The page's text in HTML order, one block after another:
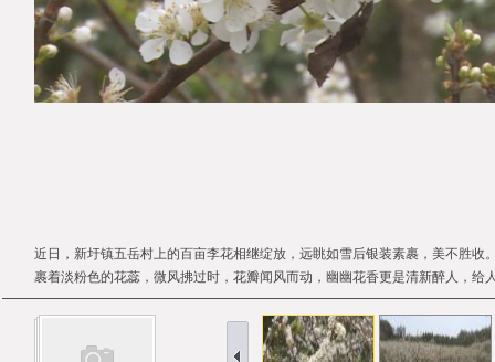
近日，新圩镇五岳村上的百亩李花相继绽放，远眺如雪后银装素裹，美不胜
裹着淡粉色的花蕊，微风拂过时，花瓣闻风而动，幽幽花香更是清新醉人，